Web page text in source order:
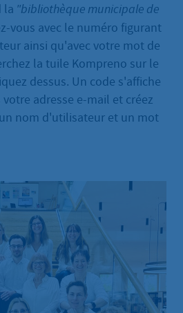
la "bibliothèque municipale de
vous avec le numéro figurant
ainsi qu'avec votre mot de
la tuile Kompreno sur le
dessus. Un code s'affiche
adresse e-mail et créez
nom d'utilisateur et un mot